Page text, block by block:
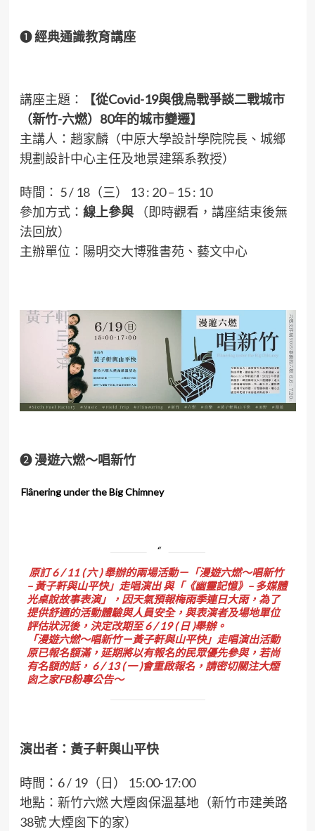
❶經典通識教育講座
講座主題：
【從Covid-19與俄烏戰爭談二戰城市
（新竹-六燃）80年的城市變遷】
主講人：趙家麟（中原大學設計學院院長、城鄉
規劃設計中心主任及地景建築系教授）
時間： 5 / 18（三） 13 : 20 – 15 : 10
參加方式： 線上參與（即時觀看，講座結束後無
法回放）
主辦單位：陽明交大博雅書苑、藝文中心
❷漫遊六燃～唱新竹
Flânering under the Big Chimney
原訂 6 / 11 ( 六 ) 舉辦的兩場活動－「漫遊六燃～唱新竹
– 黃子軒與山平快」走唱演出 與「《幽靈記憶》– 多媒體
光桌說故事表演」，因天氣預報梅雨季連日大雨，為了
提供舒適的活動體驗與人員安全，與表演者及場地單位
評估狀況後，決定改期至 6 / 19 ( 日 )舉辦。
「漫遊六燃～唱新竹－黃子軒與山平快」走唱演出活動
原已報名額滿，延期將以有報名的民眾優先參與，若尚
有名額的話， 6 / 13 ( 一 )會重啟報名，請密切關注大煙
囪之家FB粉專公告～
演出者：黃子軒與山平快
時間：6 / 19（日） 15:00-17:00
地點：新竹六燃 大煙囪保溫基地（新竹市建美路
38號 大煙囪下的家）